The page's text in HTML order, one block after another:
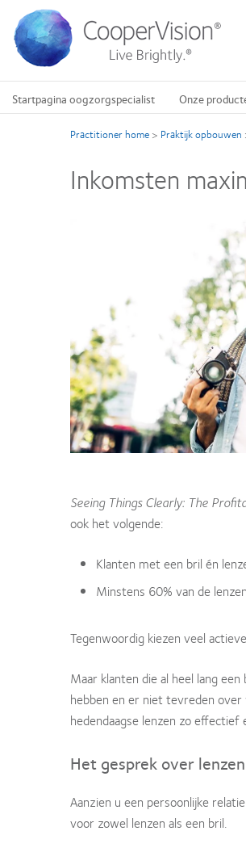
Overslaan
naar
Startpagina oogzorgspecialist Onze
Practitioner home > Praktijk opbouwen
Inkomsten
Seeing Things Clearly: The
ook het volgende:
Klanten met een bril én
Minstens 60% van de
Tegenwoordig kiezen veel
Maar klanten die al heel lang
hebben en er niet tevreden
hedendaagse lenzen zo
Het gesprek over
Aanzien u een persoonlijke
voor zowel lenzen als een bril.